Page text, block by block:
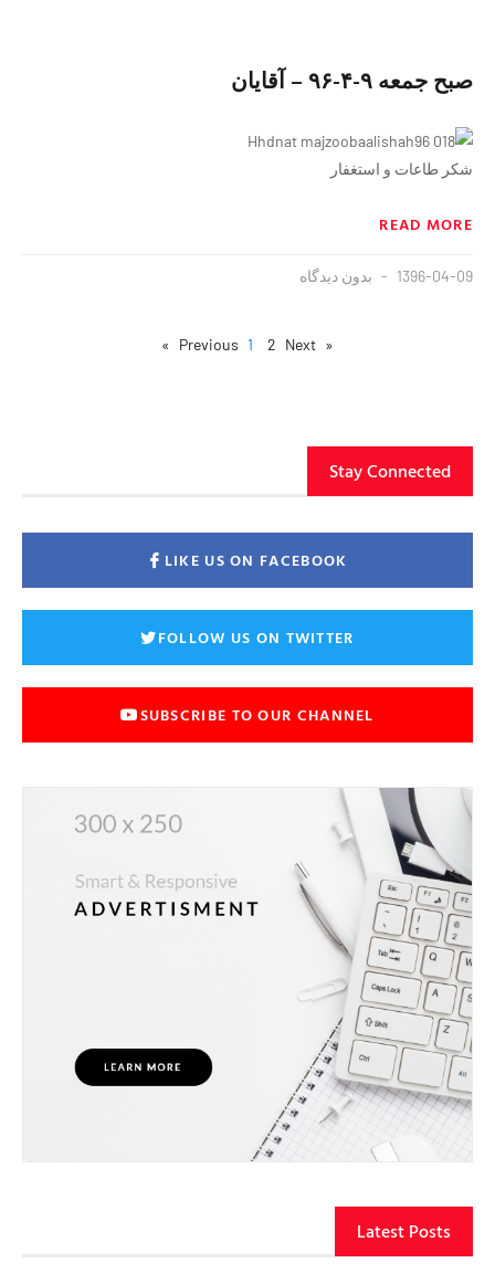
صبح جمعه ٩-۴-٩۶ – آقایان
شکر طاعات و استغفار
READ MORE
1396-04-09 بدون دیدگاه
« Previous
1 2 Next »
Stay Connected
LIKE US ON FACEBOOK
FOLLOW US ON TWITTER
SUBSCRIBE TO OUR CHANNEL
Latest Posts